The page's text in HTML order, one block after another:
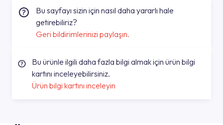
Bu sayfayı sizin için nasıl daha yararlı hale
getirebiliriz?
Geri bildirimlerinizi paylaşın.
Bu ürünle ilgili daha fazla bilgi almak için ürün bilgi
kartını inceleyebilirsiniz.
Ürün bilgi kartını inceleyin